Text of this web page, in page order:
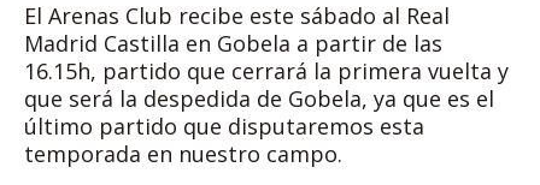
El Arenas Club recibe este sábado al Real
Madrid Castilla en Gobela a partir de las
16.15h, partido que cerrará la primera vuelta y
que será la despedida de Gobela, ya que es el
último partido que disputaremos esta
temporada en nuestro campo.